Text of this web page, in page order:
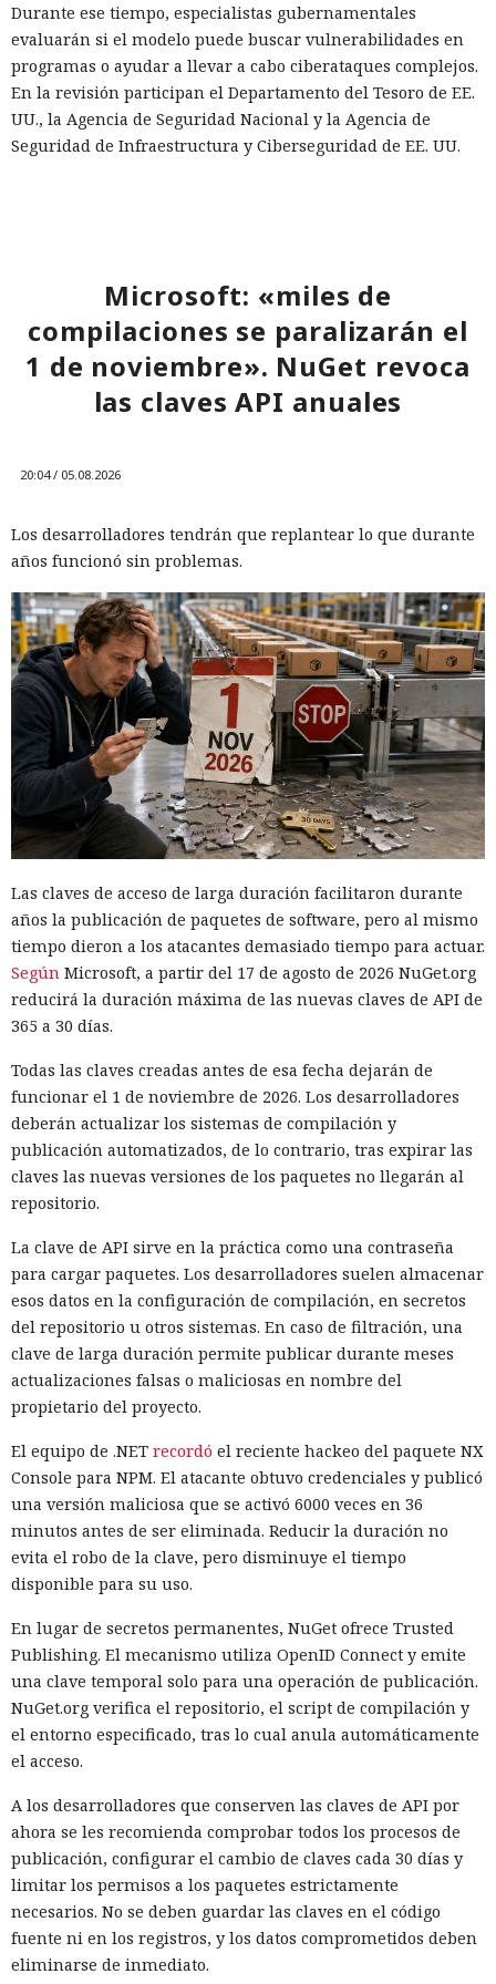
Durante ese tiempo, especialistas gubernamentales
evaluarán si el modelo puede buscar vulnerabilidades en
programas o ayudar a llevar a cabo ciberataques complejos.
En la revisión participan el Departamento del Tesoro de EE.
UU., la Agencia de Seguridad Nacional y la Agencia de
Seguridad de Infraestructura y Ciberseguridad de EE. UU.
voluntario en sí no fue declarado secreto, por lo que
políticos y especialistas en seguridad esperaban la
publicación, al menos, de los requisitos generales.
La Casa Blanca tampoco especificó quién ya ha revisado la
antelación para entender si tendrán que someter los
El decreto prohíbe convertir el programa en una licencia
obligatoria o en una autorización previa para el
lanzamiento de sistemas de IA. Por ahora el mecanismo
sigue siendo voluntario, y las condiciones clave de su
funcionamiento solo están disponibles para las autoridades
y los participantes de las consultas cerradas.
Cuando el Sol amenace con
destruir la Tierra, la humanidad
tendrá que mover un planeta
entero
20:35 / 05.08.2026
futuras tendrán que convertir el cosmos en un gigantesco
sistema de soporte vital.
Dentro de mil millones de años el Sol brillará más que hoy
y la Tierra comenzará a perder rápidamente su clima
habitable. Los océanos se evaporarán, la temperatura
aumentará y la biosfera habitual estará en peligro mucho
antes de que la estrella se convierta en gigante roja.
vo estudio científico
analiza un escenario inusual: en lugar
de huir hacia otra estrella, los lejanos descendientes de la
humanidad podrían intentar reconfigurar el Sistema Solar
y preservar la vida en la Tierra.
El Sol actualmente convierte hidrógeno en helio en su
núcleo. A medida que se acumula helio, la estrella se
calienta y su luminosidad aumenta. La Tierra podría perder
condiciones habitables aproximadamente dentro de 1,8 mil
millones de años, aunque aún faltan varios miles de
millones de años para que el Sol se expanda hasta
convertirse en gigante roja.
Reubicarse en otra estrella no será necesariamente más
fácil. Incluso los sistemas planetarios más cercanos están
enorme capaz de mantener durante décadas o siglos a
personas, plantas, animales y un ecosistema cerrado. Es
posible que no exista un planeta adecuado en las cercanías.
Una de las formas de preservar la Tierra consiste en una
pantalla gigante entre el planeta y el Sol. La estructura
bloquearía parte de la luz y evitaría que la superficie se
Microsoft: «miles de
compilaciones se paralizarán el
1 de noviembre». NuGet revoca
las claves API anuales
20:04 / 05.08.2026
Los desarrolladores tendrán que replantear lo que durante
años funcionó sin problemas.
Las claves de acceso de larga duración facilitaron durante
años la publicación de paquetes de software, pero al mismo
tiempo dieron a los atacantes demasiado tiempo para actuar.
Según Microsoft, a partir del 17 de agosto de 2026 NuGet.org
reducirá la duración máxima de las nuevas claves de API de
365 a 30 días.
Todas las claves creadas antes de esa fecha dejarán de
funcionar el 1 de noviembre de 2026. Los desarrolladores
deberán actualizar los sistemas de compilación y
publicación automatizados, de lo contrario, tras expirar las
claves las nuevas versiones de los paquetes no llegarán al
repositorio.
La clave de API sirve en la práctica como una contraseña
para cargar paquetes. Los desarrolladores suelen almacenar
esos datos en la configuración de compilación, en secretos
del repositorio u otros sistemas. En caso de filtración, una
clave de larga duración permite publicar durante meses
actualizaciones falsas o maliciosas en nombre del
propietario del proyecto.
El equipo de .NET recordó el reciente hackeo del paquete NX
Console para NPM. El atacante obtuvo credenciales y publicó
una versión maliciosa que se activó 6000 veces en 36
minutos antes de ser eliminada. Reducir la duración no
evita el robo de la clave, pero disminuye el tiempo
disponible para su uso.
En lugar de secretos permanentes, NuGet ofrece Trusted
Publishing. El mecanismo utiliza OpenID Connect y emite
una clave temporal solo para una operación de publicación.
NuGet.org verifica el repositorio, el script de compilación y
el entorno especificado, tras lo cual anula automáticamente
el acceso.
A los desarrolladores que conserven las claves de API por
ahora se les recomienda comprobar todos los procesos de
publicación, configurar el cambio de claves cada 30 días y
limitar los permisos a los paquetes estrictamente
necesarios. No se deben guardar las claves en el código
fuente ni en los registros, y los datos comprometidos deben
eliminarse de inmediato.